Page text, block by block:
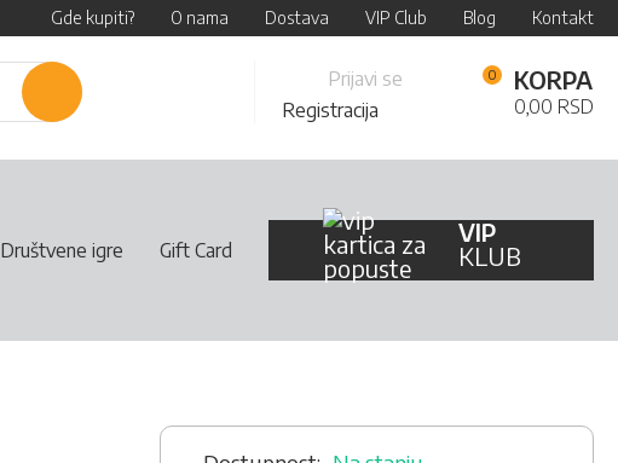
Gde kupiti? O nama Dostava VIP Club Blog Kontakt
Pretraži
Content
Prijavi se
Registracija
KORPA
0,00 RSD
Društvene igre Gift Card
VIP
KLUB